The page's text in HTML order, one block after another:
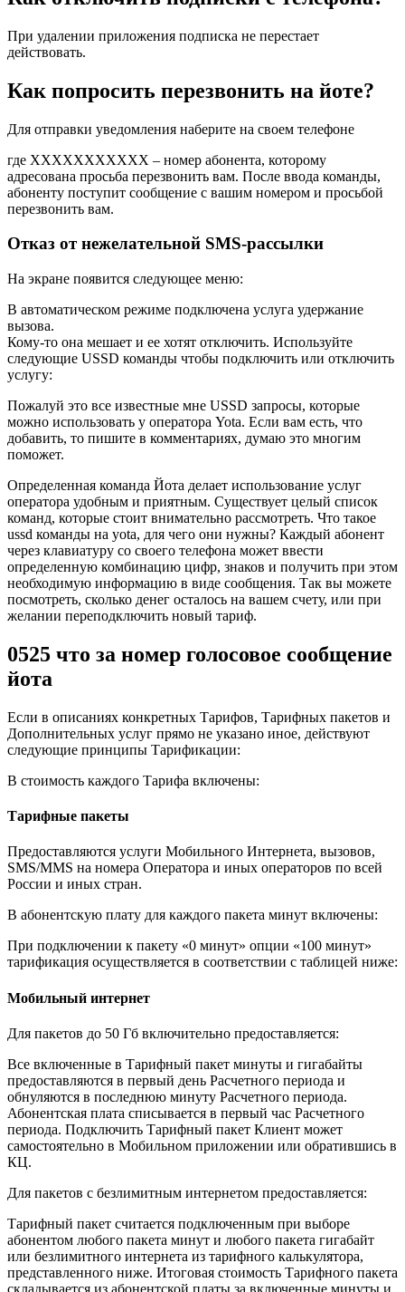
При удалении приложения подписка не перестает
действовать.
Как попросить перезвонить на йоте?
Для отправки уведомления наберите на своем телефоне
где ХХХХХХХХХХХ – номер абонента, которому
адресована просьба перезвонить вам. После ввода команды,
абоненту поступит сообщение с вашим номером и просьбой
перезвонить вам.
Отказ от нежелательной SMS-рассылки
На экране появится следующее меню:
В автоматическом режиме подключена услуга удержание
вызова.
Кому-то она мешает и ее хотят отключить. Используйте
следующие USSD команды чтобы подключить или отключить
услугу:
Пожалуй это все известные мне USSD запросы, которые
можно использовать у оператора Yota. Если вам есть, что
добавить, то пишите в комментариях, думаю это многим
поможет.
Определенная команда Йота делает использование услуг
оператора удобным и приятным. Существует целый список
команд, которые стоит внимательно рассмотреть. Что такое
ussd команды на yota, для чего они нужны? Каждый абонент
через клавиатуру со своего телефона может ввести
определенную комбинацию цифр, знаков и получить при этом
необходимую информацию в виде сообщения. Так вы можете
посмотреть, сколько денег осталось на вашем счету, или при
желании переподключить новый тариф.
0525 что за номер голосовое сообщение
йота
Если в описаниях конкретных Тарифов, Тарифных пакетов и
Дополнительных услуг прямо не указано иное, действуют
следующие принципы Тарификации:
В стоимость каждого Тарифа включены:
Тарифные пакеты
Предоставляются услуги Мобильного Интернета, вызовов,
SMS/MMS на номера Оператора и иных операторов по всей
России и иных стран.
В абонентскую плату для каждого пакета минут включены:
При подключении к пакету «0 минут» опции «100 минут»
тарификация осуществляется в соответствии с таблицей ниже:
Мобильный интернет
Для пакетов до 50 Гб включительно предоставляется:
Все включенные в Тарифный пакет минуты и гигабайты
предоставляются в первый день Расчетного периода и
обнуляются в последнюю минуту Расчетного периода.
Абонентская плата списывается в первый час Расчетного
периода. Подключить Тарифный пакет Клиент может
самостоятельно в Мобильном приложении или обратившись в
КЦ.
Для пакетов с безлимитным интернетом предоставляется:
Тарифный пакет считается подключенным при выборе
абонентом любого пакета минут и любого пакета гигабайт
или безлимитного интернета из тарифного калькулятора,
представленного ниже. Итоговая стоимость Тарифного пакета
складывается из абонентской платы за включенные минуты и